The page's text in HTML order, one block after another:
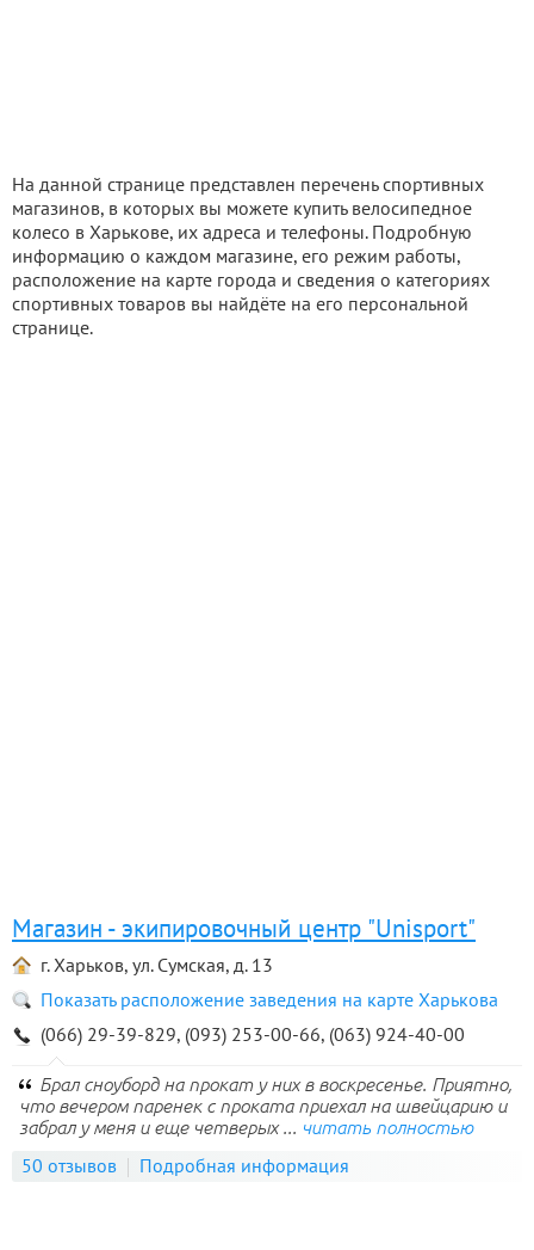
На данной странице представлен перечень спортивных
магазинов, в которых вы можете купить велосипедное
колесо в Харькове, их адреса и телефоны. Подробную
информацию о каждом магазине, его режим работы,
расположение на карте города и сведения о категориях
спортивных товаров вы найдёте на его персональной
странице.
Магазин - экипировочный центр "Unisport"
г. Харьков, ул. Сумская, д. 13
Показать расположение заведения на карте Харькова
(066) 29-39-829, (093) 253-00-66, (063) 924-40-00
Брал сноуборд на прокат у них в воскресенье. Приятно,
что вечером паренек с проката приехал на швейцарию и
забрал у меня и еще четверых ... читать полностью
50 отзывов Подробная информация